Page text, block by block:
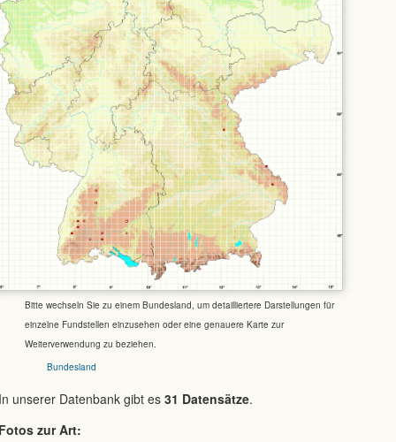
Bitte wechseln Sie zu einem Bundesland, um detailliertere Darstellungen für
einzelne Fundstellen einzusehen oder eine genauere Karte zur
Weiterverwendung zu beziehen.
Bundesland
unserer Datenbank gibt es 31 Datensätze.
zur Art: